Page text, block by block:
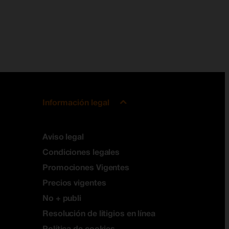
Información legal
Aviso legal
Condiciones legales
Promociones Vigentes
Precios vigentes
No + publi
Resolución de litigios en línea